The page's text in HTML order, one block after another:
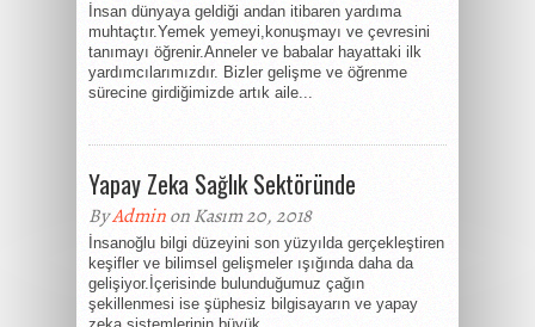
İnsan dünyaya geldiği andan itibaren yardıma
muhtaçtır.Yemek yemeyi,konuşmayı ve çevresini
tanımayı öğrenir.Anneler ve babalar hayattaki ilk
yardımcılarımızdır. Bizler gelişme ve öğrenme
sürecine girdiğimizde artık aile...
Yapay Zeka Sağlık Sektöründe
ByAdminon Kasım 20, 2018
İnsanoğlu bilgi düzeyini son yüzyılda gerçekleştiren
keşifler ve bilimsel gelişmeler ışığında daha da
gelişiyor.İçerisinde bulunduğumuz çağın
şekillenmesi ise şüphesiz bilgisayarın ve yapay